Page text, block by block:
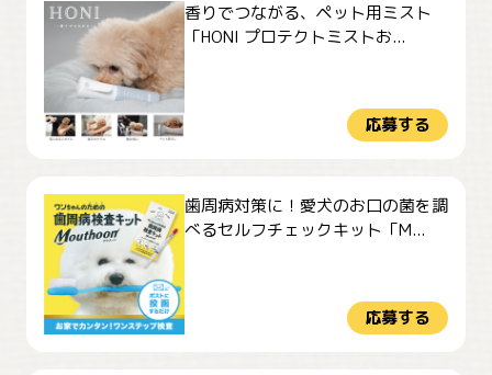
香りでつながる、ペット用ミスト
「HONI プロテクトミストお...
応募する
歯周病対策に！愛犬のお口の菌を調
べるセルフチェックキット「M...
応募する